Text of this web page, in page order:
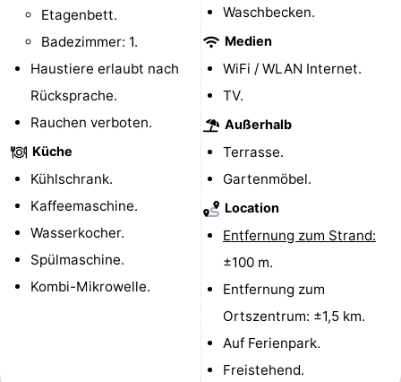
Denkmäler
Mühlen
Aussichtspunkte
Attraktionen
-
Rundfahrten
Spielplätze
-
Indoor-
Spielplätze
Bowling
-
Etagenbett.
Badezimmer: 1.
Haustiere erlaubt nach
Rücksprache.
Rauchen verboten.
Küche
Kühlschrank.
Kaffeemaschine.
Wasserkocher.
Spülmaschine.
Kombi-Mikrowelle.
Waschbecken.
Medien
WiFi / WLAN Internet.
TV.
Außerhalb
Terrasse.
Gartenmöbel.
Location
Entfernung zum Strand:
±100 m.
Entfernung zum
Ortszentrum: ±1,5 km.
Auf Ferienpark.
Freistehend.